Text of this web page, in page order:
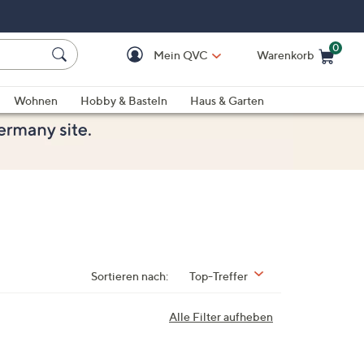
Mein QVC Warenkorb
0
Wohnen Hobby & Basteln
Haus & Garten
Sortieren nach: Top-Treffer
Alle Filter aufheben